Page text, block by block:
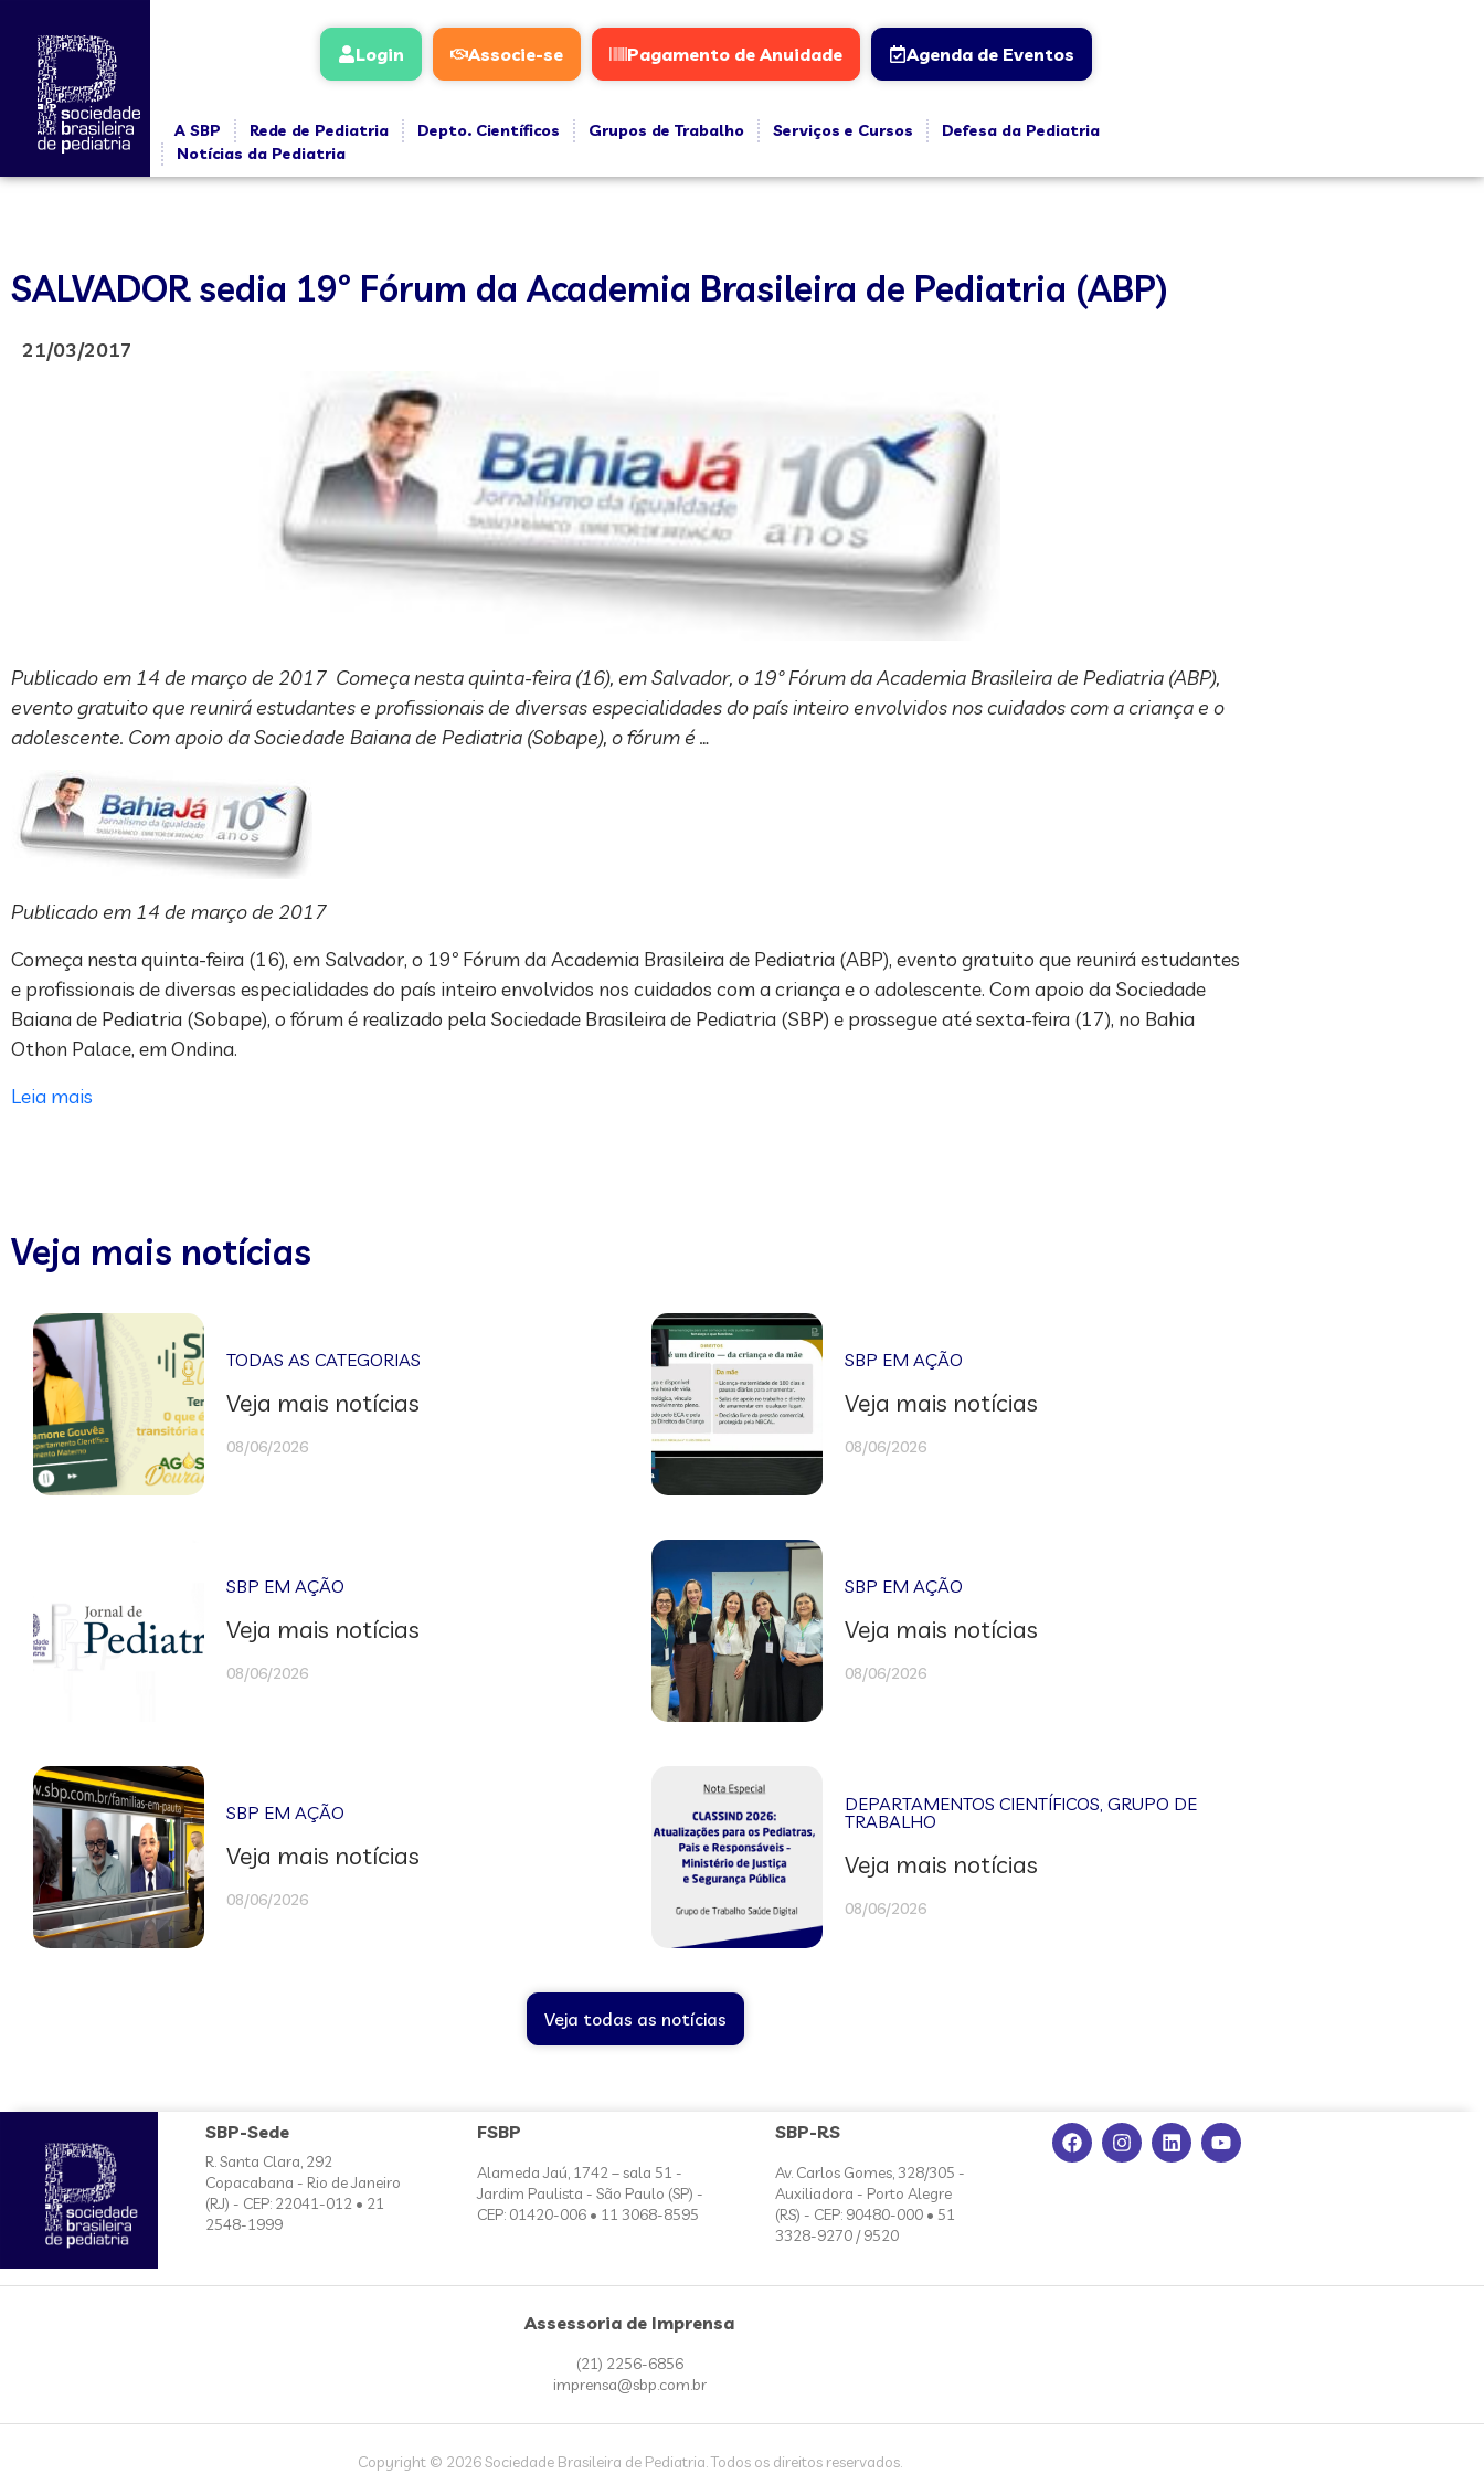
Login Associe-se Pagamento de Anuidade Agenda de Eventos
A SBP Rede de Pediatria Depto. Científicos Grupos de Trabalho Serviços e Cursos
Defesa da Pediatria
Notícias da Pediatria
SALVADOR sedia 19º Fórum da Academia Brasileira de Pediatria (ABP)
21/03/2017
Publicado em 14 de março de 2017 Começa nesta quinta-feira (16), em Salvador, o 19º Fórum da Academia Brasileira de Pediatria (ABP),
evento gratuito que reunirá estudantes e profissionais de diversas especialidades do país inteiro envolvidos nos cuidados com a criança e o
adolescente. Com apoio da Sociedade Baiana de Pediatria (Sobape), o fórum é …
Publicado em 14 de março de 2017
Começa nesta quinta-feira (16), em Salvador, o 19º Fórum da Academia Brasileira de Pediatria (ABP), evento gratuito que reunirá estudantes
e profissionais de diversas especialidades do país inteiro envolvidos nos cuidados com a criança e o adolescente. Com apoio da Sociedade
Baiana de Pediatria (Sobape), o fórum é realizado pela Sociedade Brasileira de Pediatria (SBP) e prossegue até sexta-feira (17), no Bahia
Othon Palace, em Ondina.
Leia mais
Veja mais notícias
TODAS AS CATEGORIAS
Veja mais notícias
08/06/2026
SBP EM AÇÃO
Veja mais notícias
08/06/2026
SBP EM AÇÃO
Veja mais notícias
08/06/2026
SBP EM AÇÃO
Veja mais notícias
08/06/2026
SBP EM AÇÃO
Veja mais notícias
08/06/2026
DEPARTAMENTOS CIENTÍFICOS ,GRUPO DE
TRABALHO
Veja mais notícias
08/06/2026
Veja todas as notícias
SBP-Sede
R. Santa Clara, 292
Copacabana - Rio de Janeiro
(RJ) - CEP: 22041-012 • 21
2548-1999
FSBP
Alameda Jaú, 1742 – sala 51 -
Jardim Paulista - São Paulo (SP) -
CEP: 01420-006 • 11 3068-8595
SBP-RS
Av. Carlos Gomes, 328/305 -
Auxiliadora - Porto Alegre
(RS) - CEP: 90480-000 • 51
3328-9270 / 9520
Assessoria de Imprensa
(21) 2256-6856
imprensa@sbp.com.br
Copyright © 2026 Sociedade Brasileira de Pediatria. Todos os direitos reservados.